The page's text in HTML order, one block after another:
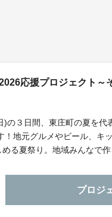
応援プロジェクト～
の３日間、東庄町の夏を代
！地元グルメやビール、キ
る夏祭り。地域みんなで
プロジ